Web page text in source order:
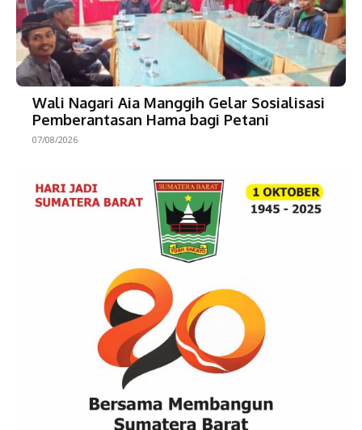
Wali Nagari Aia Manggih Gelar Sosialisasi
Pemberantasan Hama bagi Petani
07/08/2026